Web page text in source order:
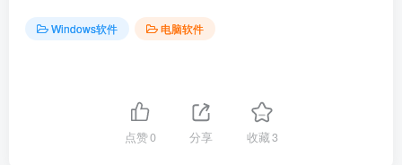
Windows软件 电脑软件
点赞0 分享 收藏3